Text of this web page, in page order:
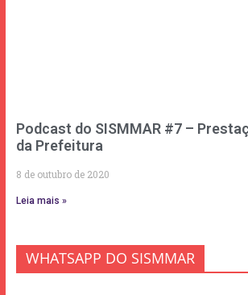
Podcast do SISMMAR #7 –
da Prefeitura
8 de outubro de 2020
Leia mais »
WHATSAPP DO SISMMAR